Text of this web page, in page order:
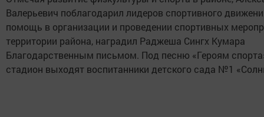
Валерьевич поблагодарил лидеров спортивного
помощь в организации и проведении спортивных
территории района, наградил Раджеша Сингх Кумара
Благодарственным письмом. Под песню «Героям
стадион выходят воспитанники детского сада №1